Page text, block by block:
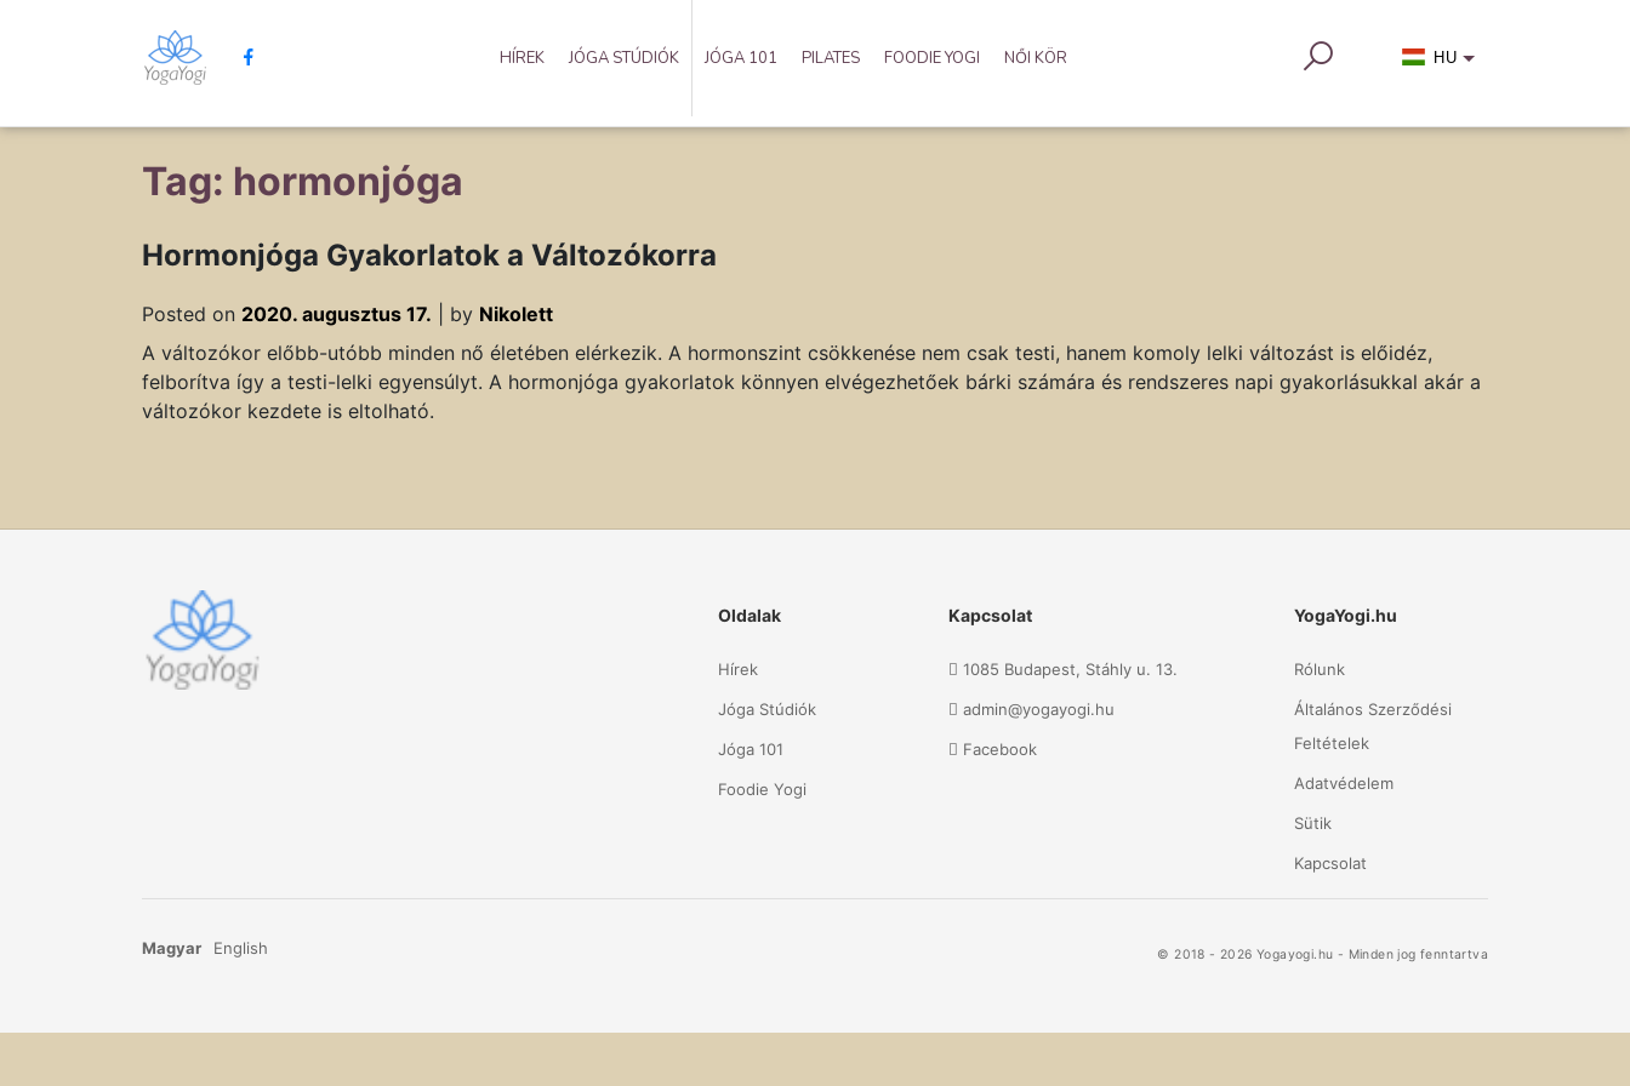
HU
HÍREK JÓGA STÚDIÓK JÓGA 101 PILATES FOODIE YOGI NŐI KÖR
Tag: hormonjóga
Hormonjóga Gyakorlatok a Változókorra
Posted on 2020. augusztus 17. by Nikolett
A változókor előbb-utóbb minden nő életében elérkezik. A hormonszint csökkenése nem csak testi, hanem komoly lelki változást is előidéz,
felborítva így a testi-lelki egyensúlyt. A hormonjóga gyakorlatok könnyen elvégezhetőek bárki számára és rendszeres napi gyakorlásukkal akár a
változókor kezdete is eltolható.
Oldalak
Hírek
Jóga Stúdiók
Jóga 101
Foodie Yogi
Kapcsolat
1085 Budapest, Stáhly u. 13.
admin@yogayogi.hu
Facebook
YogaYogi.hu
Rólunk
Általános Szerződési
Feltételek
Adatvédelem
Sütik
Kapcsolat
Magyar English © 2018 - 2026 Yogayogi.hu - Minden jog fenntartva